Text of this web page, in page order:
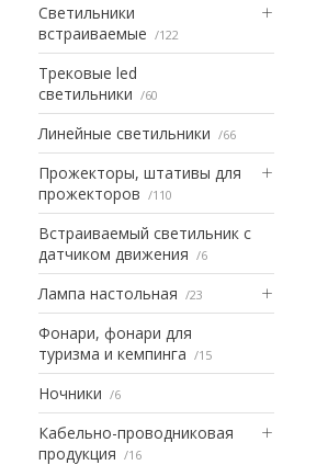
Светильники
встраиваемые
122
Трековые led
светильники
60
Линейные светильники 66
Прожекторы, штативы для
прожекторов
110
Встраиваемый светильник с
датчиком движения
6
Лампа настольная 23
Фонари, фонари для
туризма и кемпинга
15
Ночники 6
Кабельно-проводниковая
продукция
16